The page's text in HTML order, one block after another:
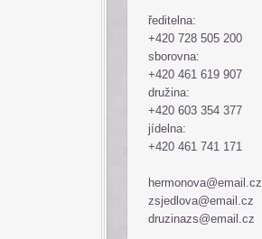
ředitelna:
+420 728 505 200
sborovna:
+420 461 619 907
družina:
+420 603 354 377
jídelna:
+420 461 741 171
hermonova@email.cz
zsjedlova@email.cz
druzinazs@email.cz